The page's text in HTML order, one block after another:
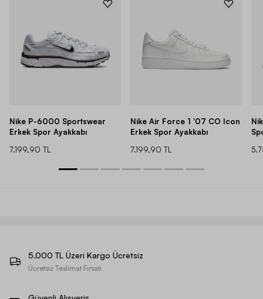
Nike P-6000 Sportswear
Erkek Spor Ayakkabı
7.199,90 TL
Nike Air Force 1 '07 CO Icon
Erkek Spor Ayakkabı
7.199,90 TL
5.000 TL Üzeri Kargo Ücretsiz
Ücretsiz Teslimat Fırsatı